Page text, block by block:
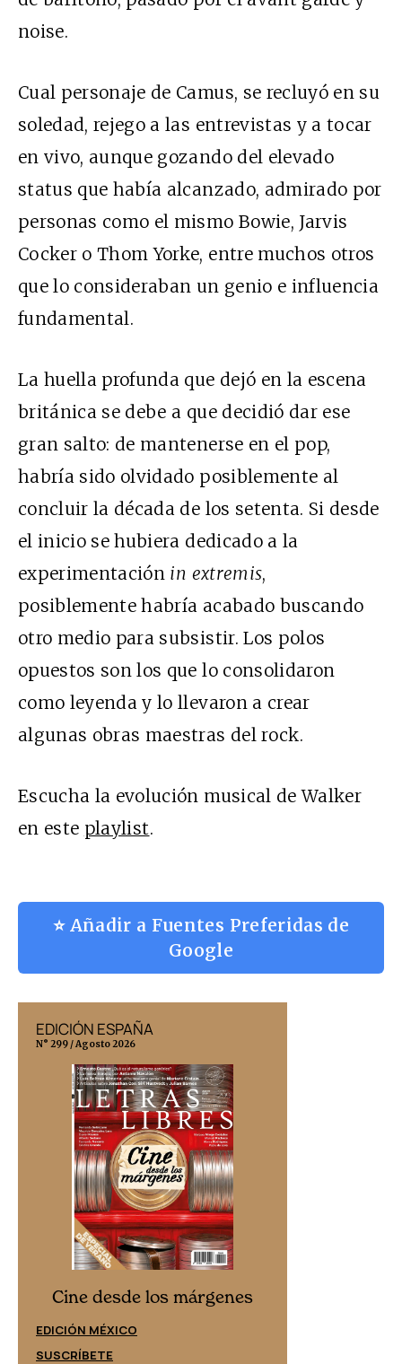
noise.
Cual personaje de Camus, se recluyó en su
soledad, rejego a las entrevistas y a tocar
en vivo, aunque gozando del elevado
status que había alcanzado, admirado por
personas como el mismo Bowie, Jarvis
Cocker o Thom Yorke, entre muchos otros
que lo consideraban un genio e influencia
fundamental.
La huella profunda que dejó en la escena
británica se debe a que decidió dar ese
gran salto: de mantenerse en el pop,
habría sido olvidado posiblemente al
concluir la década de los setenta. Si desde
el inicio se hubiera dedicado a la
experimentación in extremis,
posiblemente habría acabado buscando
otro medio para subsistir. Los polos
opuestos son los que lo consolidaron
como leyenda y lo llevaron a crear
algunas obras maestras del rock.
Escucha la evolución musical de Walker
en este playlist.
⭐ Añadir a Fuentes Preferidas de
Google
EDICIÓN ESPAÑA
N° 299 / Agosto 2026
Cine desde los márgenes
EDICIÓN MÉXICO
SUSCRÍBETE